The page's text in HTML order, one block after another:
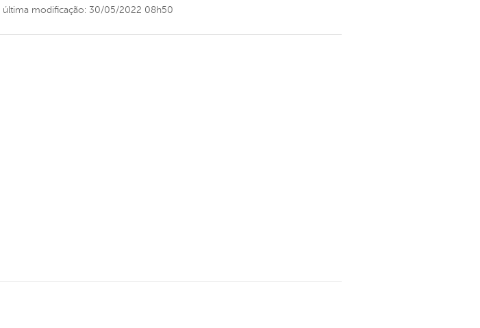
última modificação: 30/05/2022 08h50